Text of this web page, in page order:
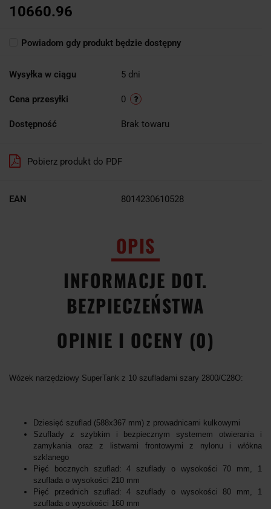
10660.96
Powiadom gdy produkt będzie dostępny
Wysyłka w ciągu 5 dni
Cena przesyłki 0
Dostępność Brak towaru
Pobierz produkt do PDF
EAN 8014230610528
OPIS
INFORMACJE DOT.
BEZPIECZEŃSTWA
OPINIE I OCENY (0)
Wózek narzędziowy SuperTank z 10 szufladami szary 2800/C28O:
Dziesięć szuflad (588x367 mm) z prowadnicami kulkowymi
Szuflady z szybkim i bezpiecznym systemem otwierania i
zamykania oraz z listwami frontowymi z nylonu i włókna
szklanego
Pięć bocznych szuflad: 4 szuflady o wysokości 70 mm, 1
szuflada o wysokości 210 mm
Pięć przednich szuflad: 4 szuflady o wysokości 80 mm, 1
szuflada o wysokości 160 mm